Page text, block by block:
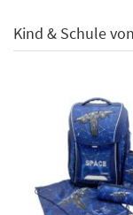
Kind & Schule